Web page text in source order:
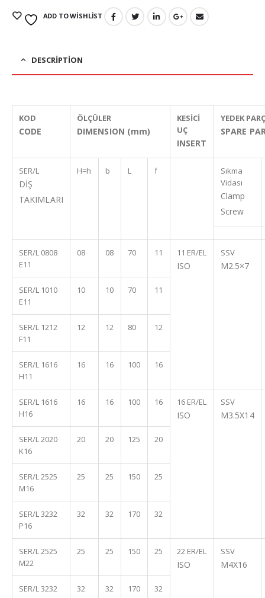
ADD TO WISHLIST
DESCRIPTION
KOD
CODE
ÖLÇÜLER
DIMENSION (mm)
KESİCİ
UÇ
INSERT
YEDEK
SPARE
SER/L
DİŞ
TAKIMLARI
H=h b L f
Sıkma
Vidası
Clamp
Screw
SER/L 0808
E11
08 08 70 11 11 ER/EL
ISO
SSV
M2.5×7
SER/L 1010
E11
10 10 70 11
SER/L 1212
F11
12 12 80 12
SER/L 1616
H11
16 16 100 16
SER/L 1616
H16
16 16 100 16 16 ER/EL
ISO
SSV
M3.5X14
SER/L 2020
K16
20 20 125 20
SER/L 2525
M16
25 25 150 25
SER/L 3232
P16
32 32 170 32
SER/L 2525
M22
25 25 150 25 22 ER/EL
ISO
SSV
M4X16
SER/L 3232
32 32 170 32